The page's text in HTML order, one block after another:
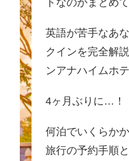
トなのかまとめて
英語が苦手なあ
クインを完全解
ンアナハイムホテ
4ヶ月ぶりに…！
何泊でいくらか
旅行の予約手順